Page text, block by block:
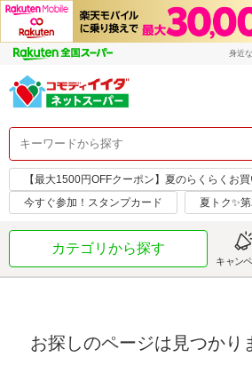
身近
【最大1500円OFFクーポン】夏のらくらくお
今すぐ参加！スタンプカード
夏トク✨
カテゴリから探す
キャン
お探しのページは見つかり